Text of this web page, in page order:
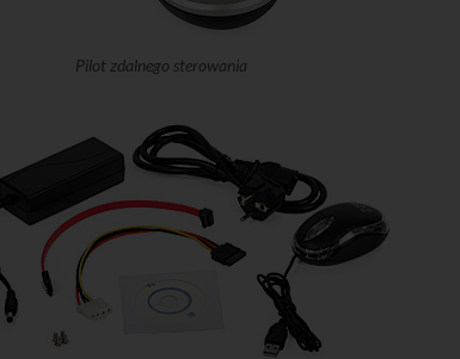
Pilot zdalnego sterowania